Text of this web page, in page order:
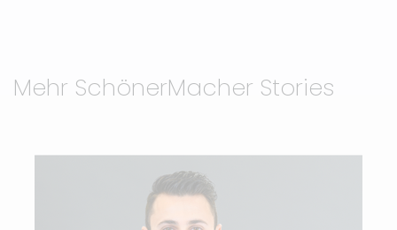
Mehr SchönerMacher Stories